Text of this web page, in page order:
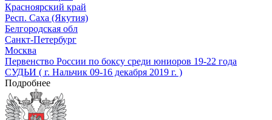
Красноярский край
Респ. Саха (Якутия)
Белгородская обл
Санкт-Петербург
Москва
Первенство России по боксу среди юниоров 19-22 года
СУДЬИ ( г. Нальчик 09-16 декабря 2019 г. )
Подробнее